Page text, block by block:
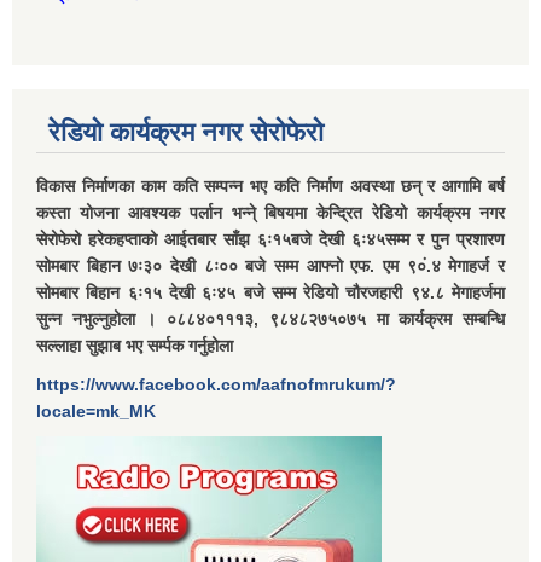
रेडियो कार्यक्रम नगर सेरोफेरो
विकास निर्माणका काम कति सम्पन्न भए कति निर्माण अवस्था छन् र आगामि बर्ष
कस्ता योजना आवश्यक पर्लान भन्ने् बिषयमा केन्द्रित रेडियो कार्यक्रम नगर
सेरोफेरो हरेकहप्ताको आईतबार साँझ ६ः१५बजे देखी ६ः४५सम्म र पुन प्रशारण
सोमबार बिहान ७ः३० देखी ८ः०० बजे सम्म आफ्नो एफ. एम ९०ं.४ मेगाहर्ज र
सोमबार बिहान ६ः१५ देखी ६ः४५ बजे सम्म रेडियो चौरजहारी ९४.८ मेगाहर्जमा
सुन्न नभुल्नुहोला । ०८८४०१११३, ९८४८२७५०७५ मा कार्यक्रम सम्बन्धि
सल्लाहा सुझाब भए सर्म्पक गर्नुहोला
https://www.facebook.com/aafnofmrukum/?
locale=mk_MK